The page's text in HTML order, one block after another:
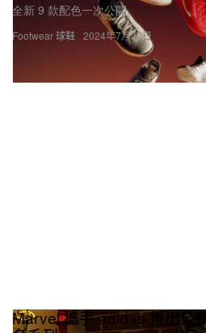
Footwear 球鞋
全新 9 款配色一次公開。
2024年7月22日
Marvel 攜手 adidas 推出全